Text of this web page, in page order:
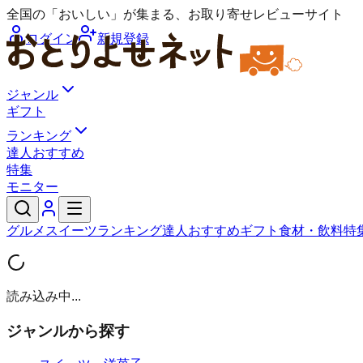
全国の「おいしい」が集まる、お取り寄せレビューサイト
ログイン
新規登録
ジャンル
ギフト
ランキング
達人おすすめ
特集
モニター
グルメ スイーツランキング達人おすすめギフト 食材・飲料特
読み込み中...
ジャンルから探す